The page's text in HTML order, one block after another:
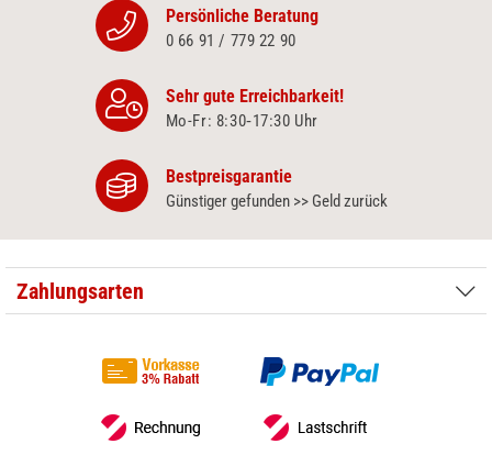
Persönliche Beratung
0 66 91 / 779 22 90
Sehr gute Erreichbarkeit!
Mo-Fr: 8:30‑17:30 Uhr
Bestpreisgarantie
Günstiger gefunden >> Geld zurück
Zahlungsarten